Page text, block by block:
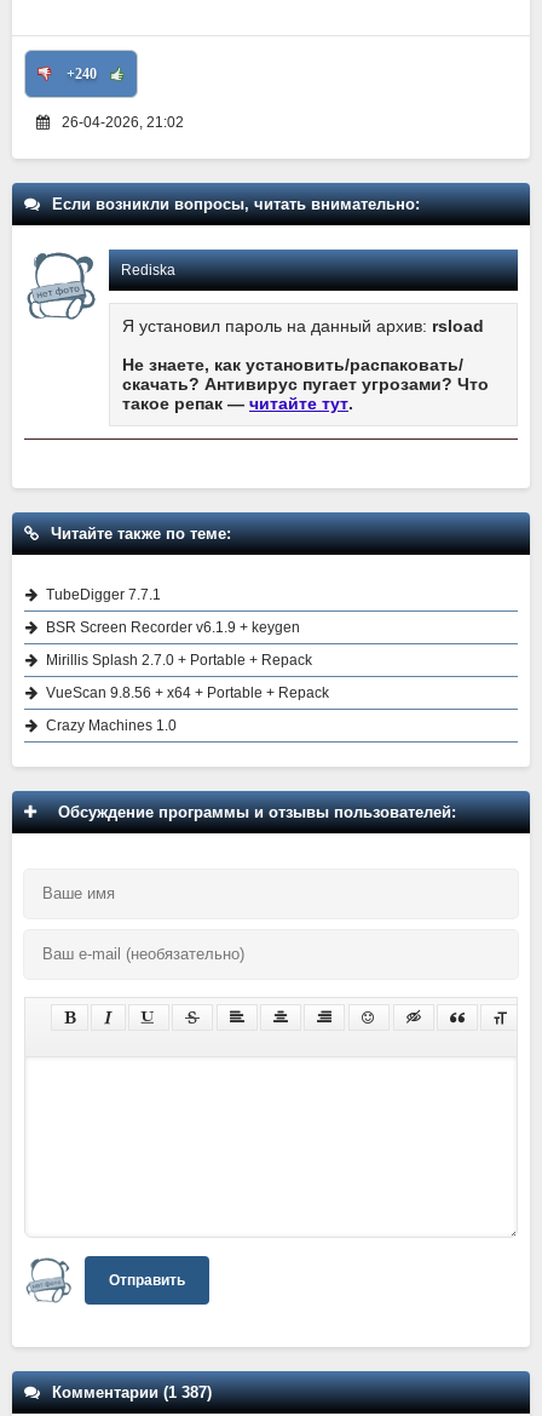
+240
26-04-2026, 21:02
Если возникли вопросы, читать внимательно:
Rediska
Я установил пароль на данный архив: rsload
Не знаете, как установить/распаковать/
скачать? Антивирус пугает угрозами? Что
такое репак — читайте тут.
Читайте также по теме:
TubeDigger 7.7.1
BSR Screen Recorder v6.1.9 + keygen
Mirillis Splash 2.7.0 + Portable + Repack
VueScan 9.8.56 + x64 + Portable + Repack
Crazy Machines 1.0
Обсуждение программы и отзывы пользователей:
Отправить
Комментарии (1 387)